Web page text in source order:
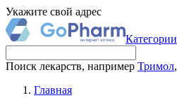
Укажите свой адрес
Категории
Поиск лекарств, например Тримол,
Главная